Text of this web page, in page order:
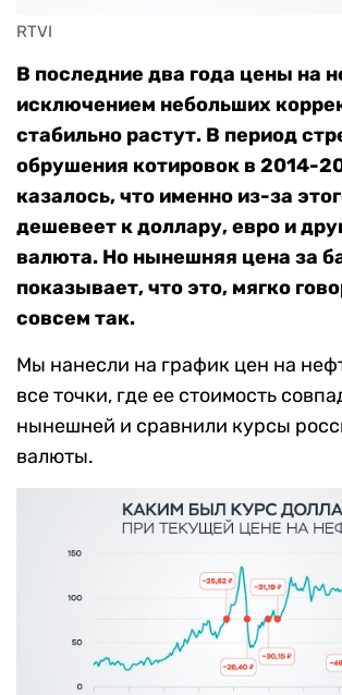
RTVI
В последние два года цены на
исключением небольших
стабильно растут. В период
обрушения котировок в 2014-
казалось, что именно из-за
дешевеет к доллару, евро и
валюта. Но нынешняя цена за
показывает, что это, мягко
совсем так.
Мы нанесли на график цен на
все точки, где ее стоимость
нынешней и сравнили курсы
валюты.